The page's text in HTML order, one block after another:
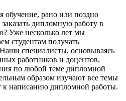
обучение, рано или поздно
дипломную работу в
Уже несколько лет мы
студентам получать
Наши специалисты, основываясь
работников и доцентов,
по любой теме дипломной
образом изучают все темы
к написанию дипломной работы.